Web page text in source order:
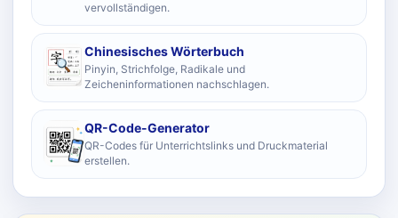
vervollständigen.
Chinesisches Wörterbuch
Pinyin, Strichfolge, Radikale und
Zeicheninformationen nachschlagen.
QR-Code-Generator
QR-Codes für Unterrichtslinks und Druckmaterial
erstellen.